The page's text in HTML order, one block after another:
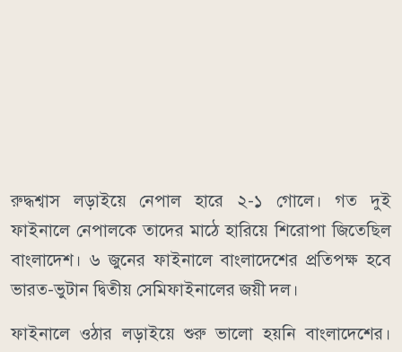
রুদ্ধশ্বাস লড়াইয়ে নেপাল হারে ২-১ গোলে। গত দুই
ফাইনালে নেপালকে তাদের মাঠে হারিয়ে শিরোপা জিতেছিল
বাংলাদেশ। ৬ জুনের ফাইনালে বাংলাদেশের প্রতিপক্ষ হবে
ভারত-ভুটান দ্বিতীয় সেমিফাইনালের জয়ী দল।
ফাইনালে ওঠার লড়াইয়ে শুরু ভালো হয়নি বাংলাদেশের।